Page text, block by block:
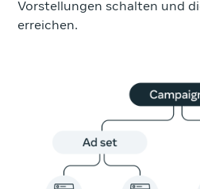
Vorstellungen schalten und
erreichen.